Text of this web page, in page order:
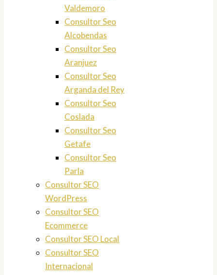
Valdemoro
Consultor Seo
Alcobendas
Consultor Seo
Aranjuez
Consultor Seo
Arganda del Rey
Consultor Seo
Coslada
Consultor Seo
Getafe
Consultor Seo
Parla
Consultor SEO
WordPress
Consultor SEO
Ecommerce
Consultor SEO Local
Consultor SEO
Internacional